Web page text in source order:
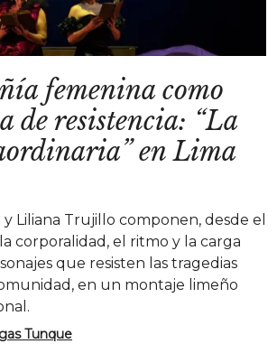
femenina como
de resistencia: “La
en Lima
Liliana Trujillo componen, desde el
corporalidad, el ritmo y la carga
que resisten las tragedias
en un montaje limeño
Tunque